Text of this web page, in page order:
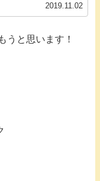
2019.11.02
うと思います！